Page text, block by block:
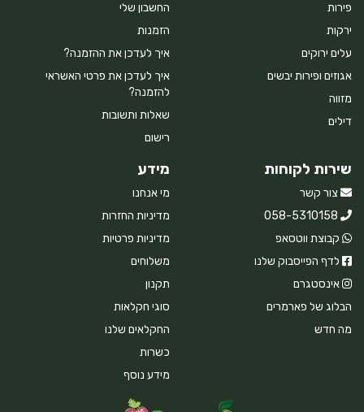
פירות
ירקות
עלים ירוקים
אגוזים ופירות יבשים
מזווה
דילים
החשבון שלי
הזמנות
איך לעדכן את ההזמנה?
איך לעדכן את פרטי האשראי
להזמנה?
שאלות ותשובות
רישום
שירות לקוחות
צור קשר
058-5310158
קבוצת ווטסאפ
לדף הפייסבוק שלנו
אינסטגרם
הבלוג של פארמרים
מה חדש
מידע
מי אנחנו
מדיניות החזרות
מדיניות פרטיות
משלוחים
תקנון
סוגי חקלאות
החקלאים שלנו
כשרות
מידע נוסף